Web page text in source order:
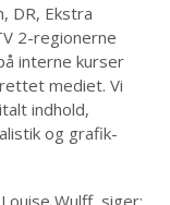
DR, Ekstra
2-regionerne
interne kurser
mediet. Vi
indhold,
og grafik-
Wulff, siger: